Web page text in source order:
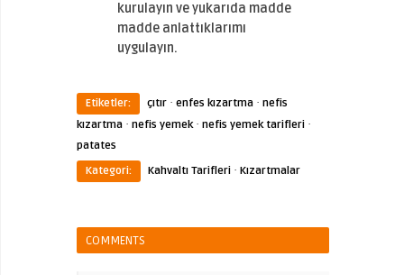
kurulayın ve yukarıda madde
madde anlattıklarımı
uygulayın.
Etiketler: çıtır · enfes kızartma · nefis
kızartma · nefis yemek· nefis yemek tarifleri ·
patates
Kategori:
Kahvaltı Tarifleri · Kızartmalar
COMMENTS